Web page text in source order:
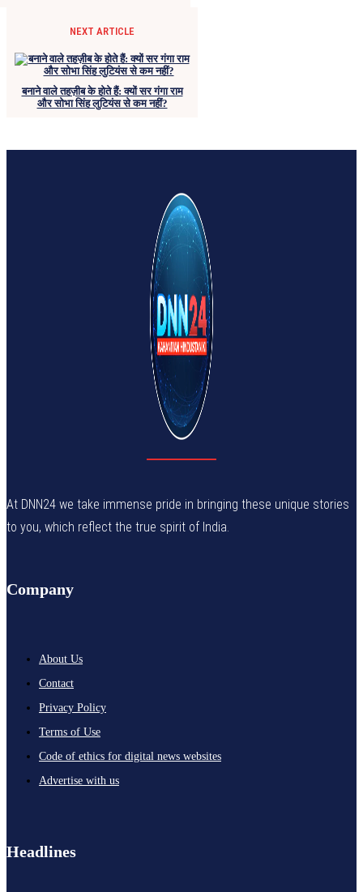
NEXT ARTICLE
बनाने वाले तहज़ीब के होते हैं: क्यों सर गंगा राम
और सोभा सिंह लुटियंस से कम नहीं?
At DNN24 we take immense pride in bringing these unique stories
to you, which reflect the true spirit of India.
Company
About Us
Contact
Privacy Policy
Terms of Use
Code of ethics for digital news websites
Advertise with us
Headlines